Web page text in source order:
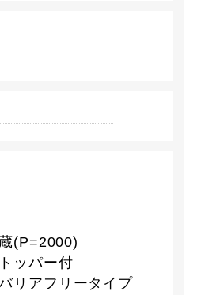
(P=2000)
ッパー付
リアフリータイプ